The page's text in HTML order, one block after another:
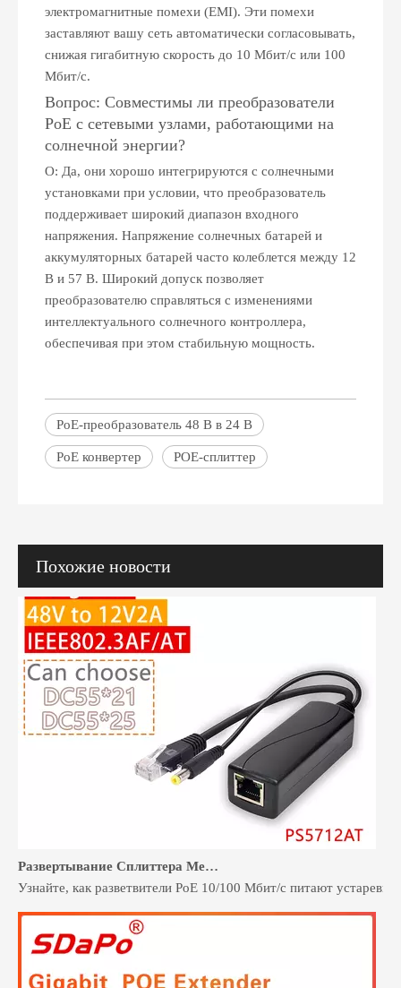
электромагнитные помехи (EMI). Эти помехи
заставляют вашу сеть автоматически согласовывать,
снижая гигабитную скорость до 10 Мбит/с или 100
Мбит/с.
Вопрос: Совместимы ли преобразователи
PoE с сетевыми узлами, работающими на
солнечной энергии?
О: Да, они хорошо интегрируются с солнечными
установками при условии, что преобразователь
поддерживает широкий диапазон входного
напряжения. Напряжение солнечных батарей и
аккумуляторных батарей часто колеблется между 12
В и 57 В. Широкий допуск позволяет
преобразователю справляться с изменениями
интеллектуального солнечного контроллера,
обеспечивая при этом стабильную мощность.
PoE-преобразователь 48 В в 24 В
PoE конвертер POE-сплиттер
Похожие новости
Что такое PoE-инжектор? Полное руководство для начинающего покупателя
Устали от запутанных кабелей и сложных настроек сети?
Узнайте, как разветвители PoE 10/100 Мбит/с питают